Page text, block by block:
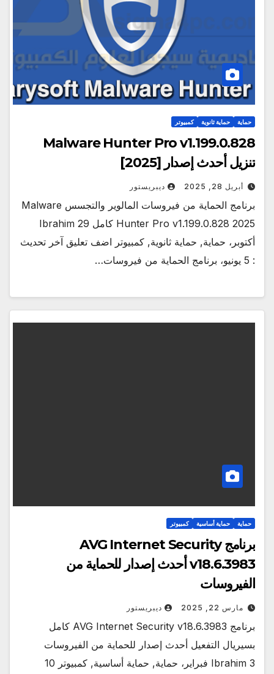
حماية حماية ثانوية كمبيوتر
Malware Hunter Pro v1.199.0.828
تنزيل أحدث إصدار [2025]
أبريل 28, 2025 ديبريستور
برنامج الحماية من فيروسات المالوير والتجسس Malware
Hunter Pro v1.199.0.828 2025 كامل Ibrahim 29
أكتوبر، حماية, حماية ثانوية, كمبيوتر اضف تعليق آخر تحديث
: 5 يونيو، برنامج الحماية من فيروسات…
حماية حماية أساسية كمبيوتر
برنامج AVG Internet Security
v18.6.3983 أحدث إصدار للحماية من
الفيروسات
مارس 22, 2025 ديبريستور
برنامج AVG Internet Security v18.6.3983 كامل
بسيريال التفعيل أحدث إصدار للحماية من الفيروسات
Ibrahim 3 فبراير، حماية, حماية أساسية, كمبيوتر 10